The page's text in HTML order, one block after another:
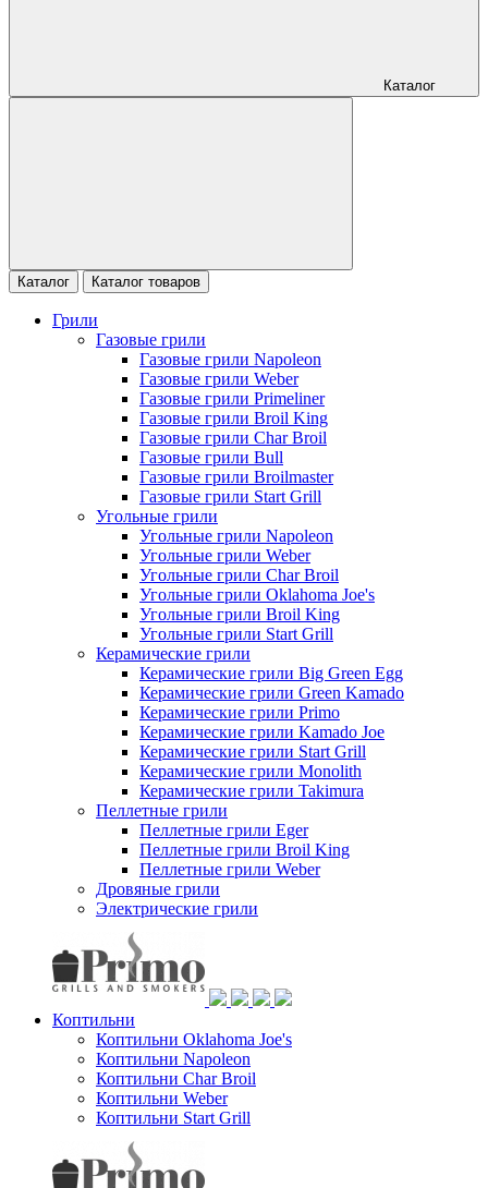
Каталог
Каталог Каталог товаров
Грили
Газовые грили
Газовые грили Napoleon
Газовые грили Weber
Газовые грили Primeliner
Газовые грили Broil King
Газовые грили Char Broil
Газовые грили Bull
Газовые грили Broilmaster
Газовые грили Start Grill
Угольные грили
Угольные грили Napoleon
Угольные грили Weber
Угольные грили Char Broil
Угольные грили Oklahoma Joe's
Угольные грили Broil King
Угольные грили Start Grill
Керамические грили
Керамические грили Big Green Egg
Керамические грили Green Kamado
Керамические грили Primo
Керамические грили Kamado Joe
Керамические грили Start Grill
Керамические грили Monolith
Керамические грили Takimura
Пеллетные грили
Пеллетные грили Eger
Пеллетные грили Broil King
Пеллетные грили Weber
Дровяные грили
Электрические грили
Коптильни
Коптильни Oklahoma Joe's
Коптильни Napoleon
Коптильни Char Broil
Коптильни Weber
Коптильни Start Grill